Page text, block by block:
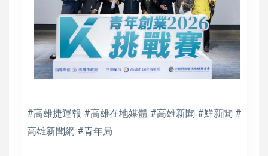
#高雄捷運報 #高雄在地媒體 #高雄新聞 #鮮新聞 #
高雄新聞網 #青年局